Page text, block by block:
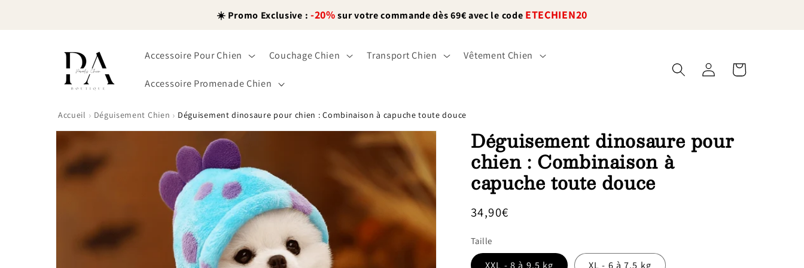
☀️ Promo Exclusive : -20%sur votre commande dès 69€ avec le code ETECHIEN20
Accessoire Pour Chien Couchage Chien Transport Chien Vêtement Chien
Accessoire Promenade Chien
Connexion Panier
Accueil › Déguisement Chien › Déguisement dinosaure pour chien : Combinaison à capuche toute douce
Passer aux
produits
Déguisement dinosaure pour
chien : Combinaison à
capuche toute douce
Prix
34,90€
Taille
XXL - 8 à 9.5 kg XL - 6 à 7.5 kg